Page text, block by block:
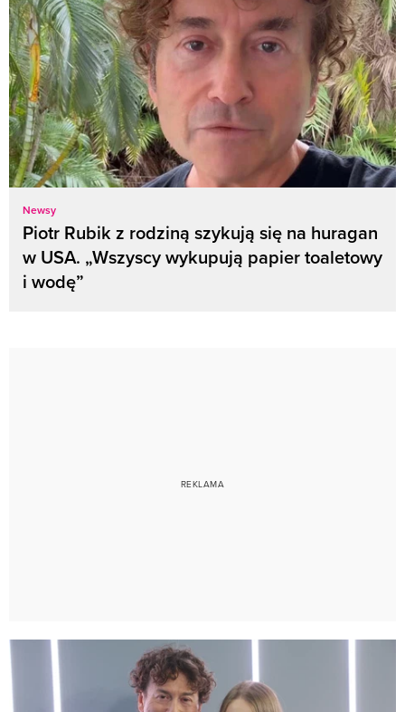
Newsy
Piotr Rubik z rodziną szykują się na huragan
w USA. „Wszyscy wykupują papier toaletowy
i wodę”